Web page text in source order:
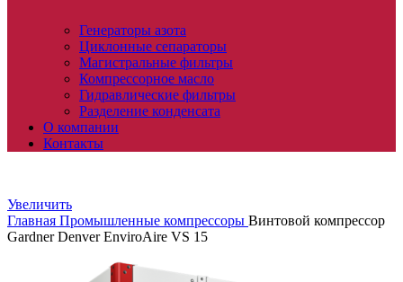
Генераторы азота
Циклонные сепараторы
Магистральные фильтры
Компрессорное масло
Гидравлические фильтры
Разделение конденсата
О компании
Контакты
Увеличить
Главная Промышленные компрессоры Винтовой компрессор
Gardner Denver EnviroAire VS 15